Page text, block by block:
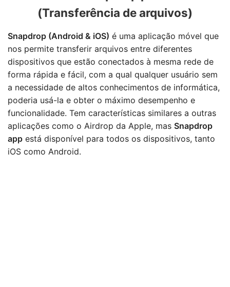
(Transferência de arquivos)
Snapdrop (Android & iOS) é uma aplicação móvel que
nos permite transferir arquivos entre diferentes
dispositivos que estão conectados à mesma rede de
forma rápida e fácil, com a qual qualquer usuário sem
a necessidade de altos conhecimentos de informática,
poderia usá-la e obter o máximo desempenho e
funcionalidade. Tem características similares a outras
aplicações como o Airdrop da Apple, mas Snapdrop
app está disponível para todos os dispositivos, tanto
iOS como Android.